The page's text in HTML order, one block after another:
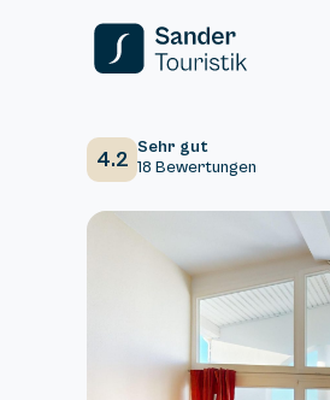
4.2 Sehr gut
18 Bewertungen